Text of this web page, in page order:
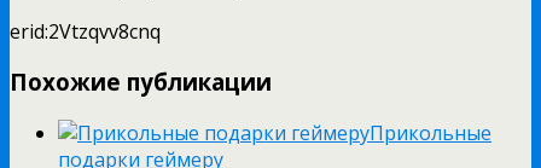
erid:2Vtzqvv8cnq
Похожие публикации
Прикольные
подарки геймеру